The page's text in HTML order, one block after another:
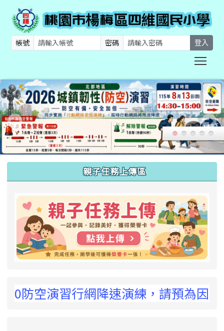
帳號 密碼 登入
親子任務上傳區
演習行網降速演練，請預為因應，詳